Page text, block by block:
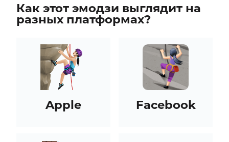
Как этот эмодзи выглядит на
разных платформах?
Apple Facebook